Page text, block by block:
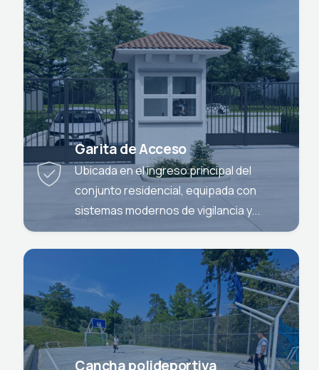
Garita de Acceso
Ubicada en el ingreso principal del
conjunto residencial, equipada con
sistemas modernos de vigilancia y...
Cancha polideportiva